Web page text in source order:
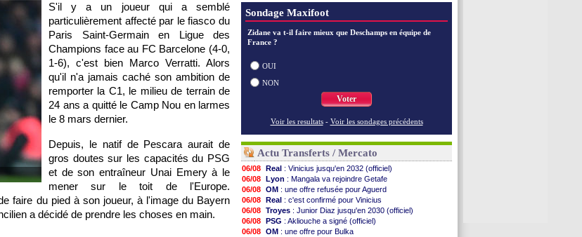
S'il y a un joueur qui a semblé
particulièrement affecté par le fiasco du
Paris Saint-Germain en Ligue des
Champions face au FC Barcelone (4-0,
1-6), c'est bien Marco Verratti. Alors
qu'il n'a jamais caché son ambition de
remporter la C1, le milieu de terrain de
24 ans a quitté le Camp Nou en larmes
le 8 mars dernier.
Depuis, le natif de Pescara aurait de
gros doutes sur les capacités du PSG
et de son entraîneur Unai Emery à le
mener sur le toit de l'Europe.
faire du pied à son joueur, à l'image du Bayern
a décidé de prendre les choses en main.
Sondage Maxifoot
Zidane va t-il faire mieux que Deschamps en équipe de
France ?
OUI
NON
Voter
Voir les resultats - Voir les sondages précédents
Actu Transferts / Mercato
06/08 Real : Vinicius jusqu'en 2032 (officiel)
06/08 Lyon : Mangala va rejoindre Getafe
06/08 OM : une offre refusée pour Aguerd
06/08 Real : c'est confirmé pour Vinicius
06/08 Troyes : Junior Diaz jusqu'en 2030 (officiel)
06/08 PSG : Akliouche a signé (officiel)
06/08 OM : une offre pour Bulka